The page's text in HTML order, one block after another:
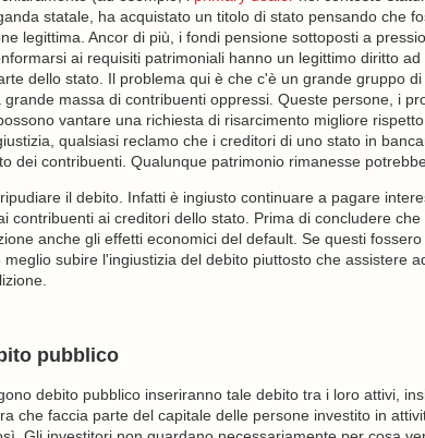
statale, ha acquistato un titolo di stato pensando che
legittima. Ancor di più, i fondi pensione sottoposti a
ai requisiti patrimoniali hanno un legittimo diritto
dello stato. Il problema qui è che c'è un grande gruppo
grande massa di contribuenti oppressi. Queste persone, i
vantare una richiesta di risarcimento migliore
qualsiasi reclamo che i creditori di uno stato in
dei contribuenti. Qualunque patrimonio rimanesse
il debito. Infatti è ingiusto continuare a pagare
contribuenti ai creditori dello stato. Prima di concludere
anche gli effetti economici del default. Se questi
subire l'ingiustizia del debito piuttosto che assistere
pubblico
debito pubblico inseriranno tale debito tra i loro attivi,
che faccia parte del capitale delle persone investito in